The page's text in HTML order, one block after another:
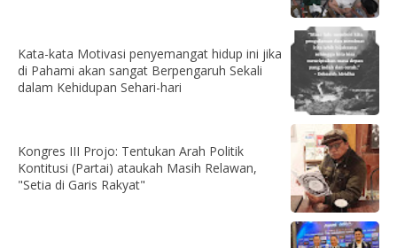
Kata-kata Motivasi penyemangat hidup ini jika
di Pahami akan sangat Berpengaruh Sekali
dalam Kehidupan Sehari-hari
Kongres III Projo: Tentukan Arah Politik
Kontitusi (Partai) ataukah Masih Relawan,
"Setia di Garis Rakyat"